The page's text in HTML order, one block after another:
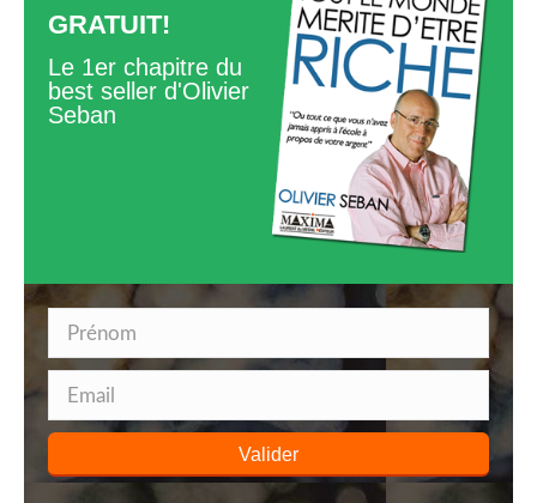
GRATUIT!
Le 1er chapitre du
best seller d'Olivier
Seban
Valider